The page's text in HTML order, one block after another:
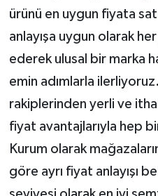
ürünü en uygun fiyata
anlayışa uygun olarak
ederek ulusal bir marka
emin adımlarla
rakiplerinden yerli ve
fiyat avantajlarıyla hep
Kurum olarak
göre ayrı fiyat anlayışı